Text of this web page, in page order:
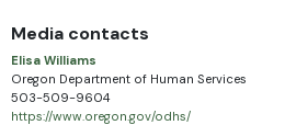
Media contacts
Elisa Williams
Oregon Department of Human Services
503-509-9604
https://www.oregon.gov/odhs/